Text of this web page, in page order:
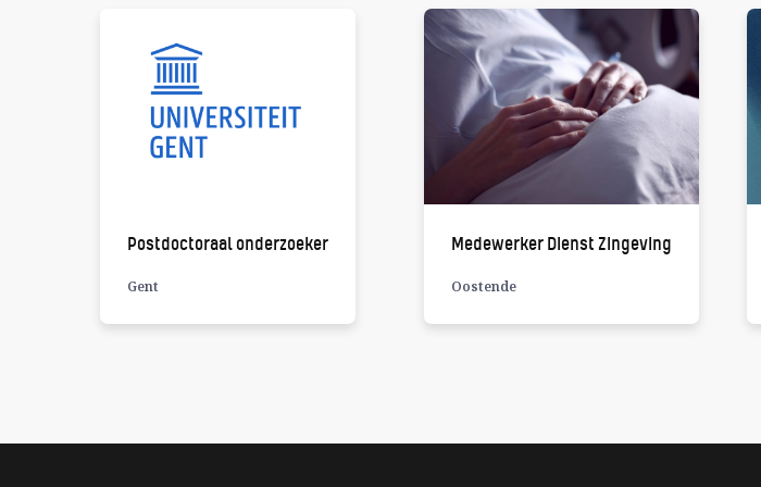
Postdoctoraal onderzoeker
Gent
Medewerker Dienst Zingeving
Oostende